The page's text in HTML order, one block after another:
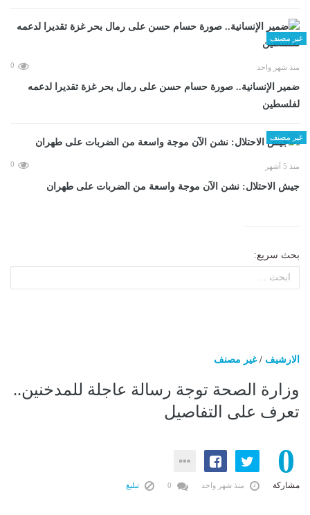
غير مصنف
منذ شهر واحد 0
ضمير الإنسانية.. صورة حسام حسن على رمال بحر غزة تقديرا لدعمه
لفلسطين
غير مصنف
منذ 5 أشهر 0
جيش الاحتلال: نشن الآن موجة واسعة من الضربات على طهران
بحث سريع:
الارشيف /غير مصنف
وزارة الصحة توجة رسالة عاجلة للمدخنين..
تعرف على التفاصيل
0
مشاركة منذ شهر واحد تبليغ